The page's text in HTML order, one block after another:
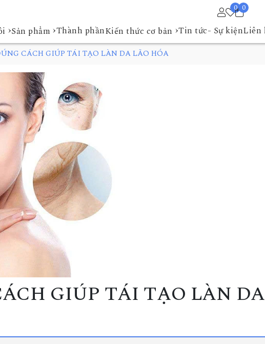
0 0
›Sản phẩm ›Thành phầnKiến thức cơ bản ›Tin tức- Sự kiệnLiên
CÁCH GIÚP TÁI TẠO LÀN DA LÃO HÓA
GIÚP TÁI TẠO LÀN DA